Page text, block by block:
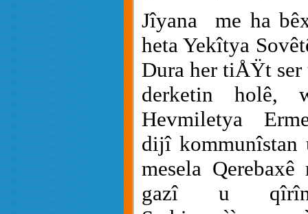
Jîyana
me ha
heta Yekîtya
Dura her tiÅŸt
derketin holê,
Hevmiletya
dijî
mesela
gazî u qîrîn